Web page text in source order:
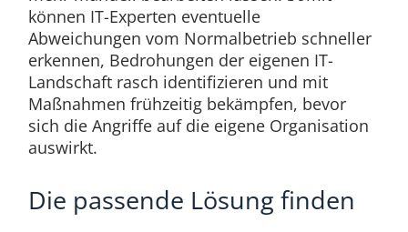
können IT-Experten eventuelle
Abweichungen vom Normalbetrieb schneller
erkennen, Bedrohungen der eigenen IT-
Landschaft rasch identifizieren und mit
Maßnahmen frühzeitig bekämpfen, bevor
sich die Angriffe auf die eigene Organisation
auswirkt.
Die passende Lösung finden